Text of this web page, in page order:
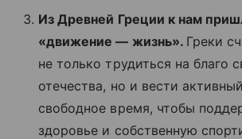
Из Древней Греции к нам
«движение — жизнь». Греки
не только трудиться на благо
отечества, но и вести
свободное время, чтобы
здоровье и собственную